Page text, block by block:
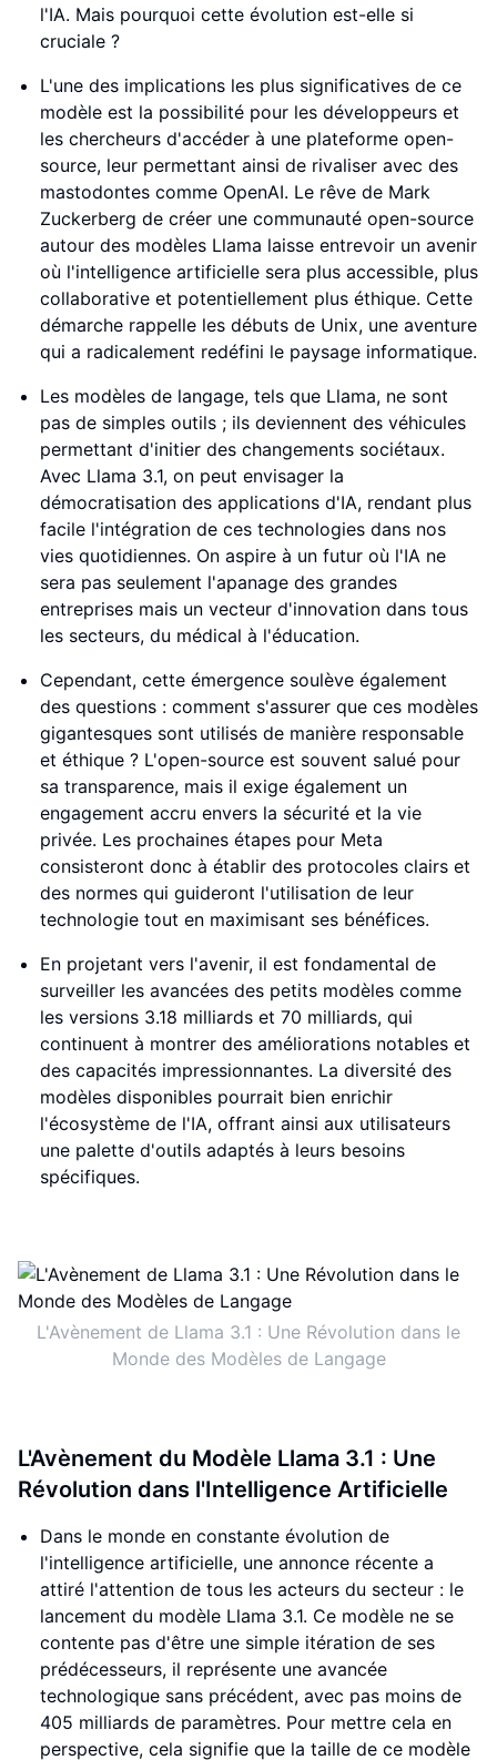
l'IA. Mais pourquoi cette évolution est-elle si
cruciale ?
L'une des implications les plus significatives de ce
modèle est la possibilité pour les développeurs et
les chercheurs d'accéder à une plateforme open-
source, leur permettant ainsi de rivaliser avec des
mastodontes comme OpenAI. Le rêve de Mark
Zuckerberg de créer une communauté open-source
autour des modèles Llama laisse entrevoir un avenir
où l'intelligence artificielle sera plus accessible, plus
collaborative et potentiellement plus éthique. Cette
démarche rappelle les débuts de Unix, une aventure
qui a radicalement redéfini le paysage informatique.
Les modèles de langage, tels que Llama, ne sont
pas de simples outils ; ils deviennent des véhicules
permettant d'initier des changements sociétaux.
Avec Llama 3.1, on peut envisager la
démocratisation des applications d'IA, rendant plus
facile l'intégration de ces technologies dans nos
vies quotidiennes. On aspire à un futur où l'IA ne
sera pas seulement l'apanage des grandes
entreprises mais un vecteur d'innovation dans tous
les secteurs, du médical à l'éducation.
Cependant, cette émergence soulève également
des questions : comment s'assurer que ces modèles
gigantesques sont utilisés de manière responsable
et éthique ? L'open-source est souvent salué pour
sa transparence, mais il exige également un
engagement accru envers la sécurité et la vie
privée. Les prochaines étapes pour Meta
consisteront donc à établir des protocoles clairs et
des normes qui guideront l'utilisation de leur
technologie tout en maximisant ses bénéfices.
En projetant vers l'avenir, il est fondamental de
surveiller les avancées des petits modèles comme
les versions 3.18 milliards et 70 milliards, qui
continuent à montrer des améliorations notables et
des capacités impressionnantes. La diversité des
modèles disponibles pourrait bien enrichir
l'écosystème de l'IA, offrant ainsi aux utilisateurs
une palette d'outils adaptés à leurs besoins
spécifiques.
L'Avènement de Llama 3.1 : Une Révolution dans le
Monde des Modèles de Langage
L'Avènement du Modèle Llama 3.1 : Une
Révolution dans l'Intelligence Artificielle
Dans le monde en constante évolution de
l'intelligence artificielle, une annonce récente a
attiré l'attention de tous les acteurs du secteur : le
lancement du modèle Llama 3.1. Ce modèle ne se
contente pas d'être une simple itération de ses
prédécesseurs, il représente une avancée
technologique sans précédent, avec pas moins de
405 milliards de paramètres. Pour mettre cela en
perspective, cela signifie que la taille de ce modèle